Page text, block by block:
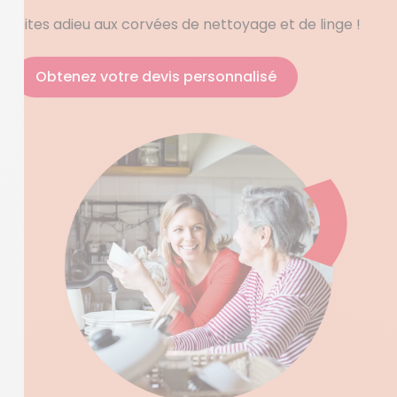
Dites adieu aux corvées de nettoyage et de linge !
Obtenez votre devis personnalisé